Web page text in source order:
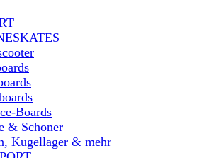
Boards
& Schoner
Kugellager & mehr